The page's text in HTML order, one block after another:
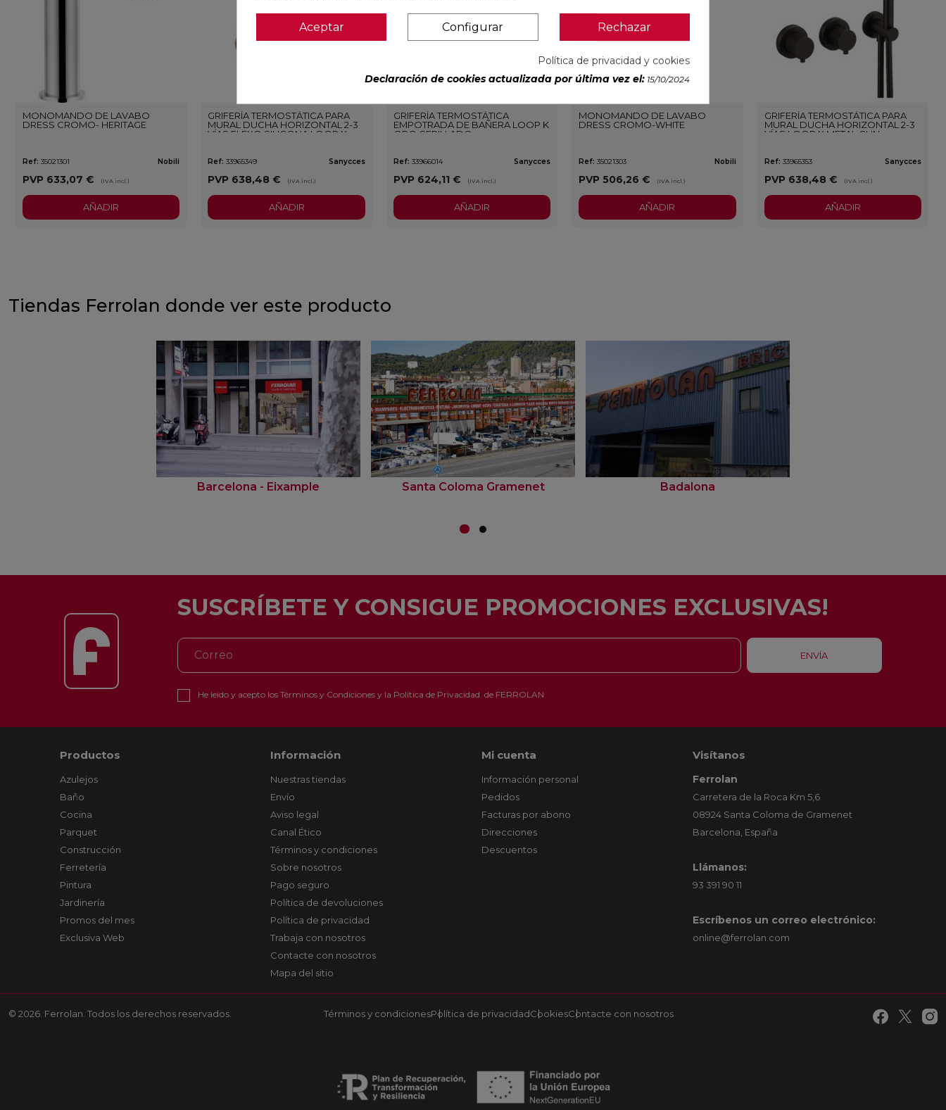
MONOMANDO DE LAVABO
DRESS CROMO- HERITAGE
Ref: 35021301 Nobili
PVP 633,07 € (IVA incl.)
AÑADIR
GRIFERÍA TERMOSTÁTICA PARA
MURAL DUCHA HORIZONTAL 2-3
VÍAS FLEXO SILICONA LOOP K
Ref: 33965349 Sanycces
PVP 638,48 € (IVA incl.)
AÑADIR
GRIFERÍA TERMOSTÁTICA
EMPOTRADA DE BAÑERA LOOP K
ORO CEPILLADO
Ref: 33966014 Sanycces
PVP 624,11 € (IVA incl.)
AÑADIR
MONOMANDO DE LAVABO
DRESS CROMO-WHITE
Ref: 35021303 Nobili
PVP 506,26 € (IVA incl.)
AÑADIR
GRIFERÍA TERMOSTÁTICA PARA
MURAL DUCHA HORIZONTAL 2-3
VÍAS LOOP K METAL GUN
Ref: 33965353 Sanycces
PVP 638,48 € (IVA incl.)
AÑADIR
Tiendas Ferrolan donde ver este producto
Barcelona - Eixample Santa Coloma Gramenet Badalona
SUSCRÍBETE Y CONSIGUE PROMOCIONES EXCLUSIVAS!
He leído y acepto los Términos y Condicionesy la Política de Privacidad de FERROLAN
Productos
Azulejos
Baño
Cocina
Parquet
Construcción
Ferretería
Pintura
Jardinería
Promos del mes
Exclusiva Web
Información
Nuestras tiendas
Envío
Aviso legal
Canal Ético
Términos y condiciones
Sobre nosotros
Pago seguro
Política de devoluciones
Política de privacidad
Trabaja con nosotros
Contacte con nosotros
Mapa del sitio
Mi cuenta
Información personal
Pedidos
Facturas por abono
Direcciones
Descuentos
Visítanos
Ferrolan
Carretera de la Roca Km 5,6
08924 Santa Coloma de Gramenet
Barcelona, España
Llámanos:
93 391 90 11
Escríbenos un correo electrónico:
online@ferrolan.com
© 2026. Ferrolan. Todos los derechos reservados. Términos y condicionesPolítica de privacidadCookiesContacte con nosotros
Aceptar Configurar Rechazar
Política de privacidad y cookies
Declaración de cookies actualizada por última vez el: 15/10/2024